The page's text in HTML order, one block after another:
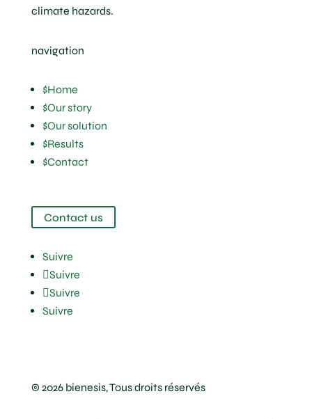
climate hazards.
navigation
$Home
$Our story
$Our solution
$Results
$Contact
Contact us
Suivre
Suivre
Suivre
Suivre
© 2026 bienesis, Tous droits réservés